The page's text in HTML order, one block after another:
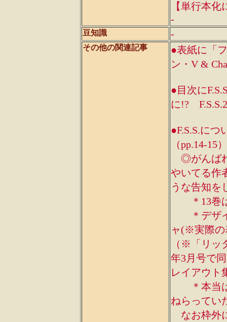
【単行本
-
豆知識 -
その他の関連記事
●表紙に「
ン・V &
●目次に
に!?
●F.S.S.に
（pp.14-15
◎がんば
やいてる作
うな告知を
＊13巻は
＊デザイ
ャ(※実際の
（※「リッ
年3月号で
レイアウト
＊本当は
ねらってい
なお枠外